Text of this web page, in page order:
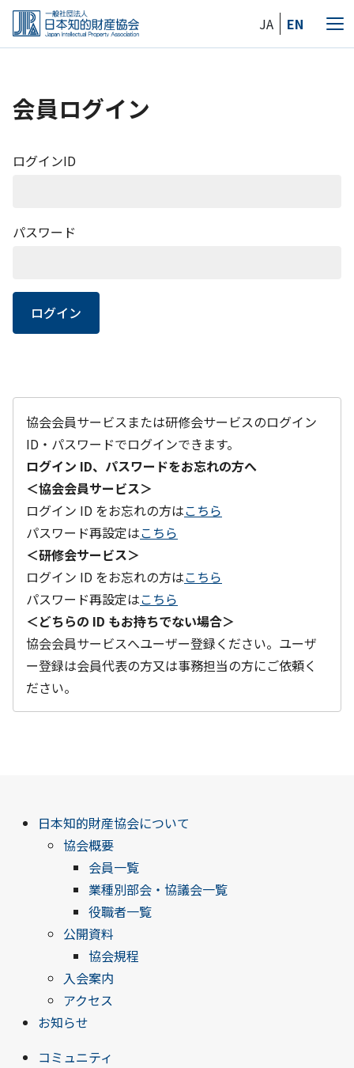
Skip
the
JA EN
メ
会員ログイン
ログインID
パスワード
ログイン
協会会員サービスまたは研修会サービスのログイン
ID・パスワードでログインできます。
ログイン ID、パスワードをお忘れの方へ
＜協会会員サービス＞
ログイン ID をお忘れの方はこちら
パスワード再設定はこちら
＜研修会サービス＞
ログイン ID をお忘れの方はこちら
パスワード再設定はこちら
＜どちらの ID もお持ちでない場合＞
協会会員サービスへユーザー登録ください。ユーザ
ー登録は会員代表の方又は事務担当の方にご依頼く
ださい。
日本知的財産協会について
協会概要
会員一覧
業種別部会・協議会一覧
役職者一覧
公開資料
協会規程
入会案内
アクセス
お知らせ
コミュニティ